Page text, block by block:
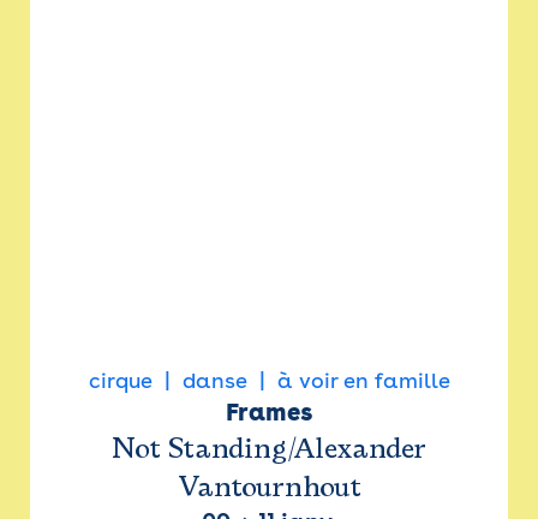
cirque danse à voir en famille
Frames
Not Standing/Alexander
Vantournhout